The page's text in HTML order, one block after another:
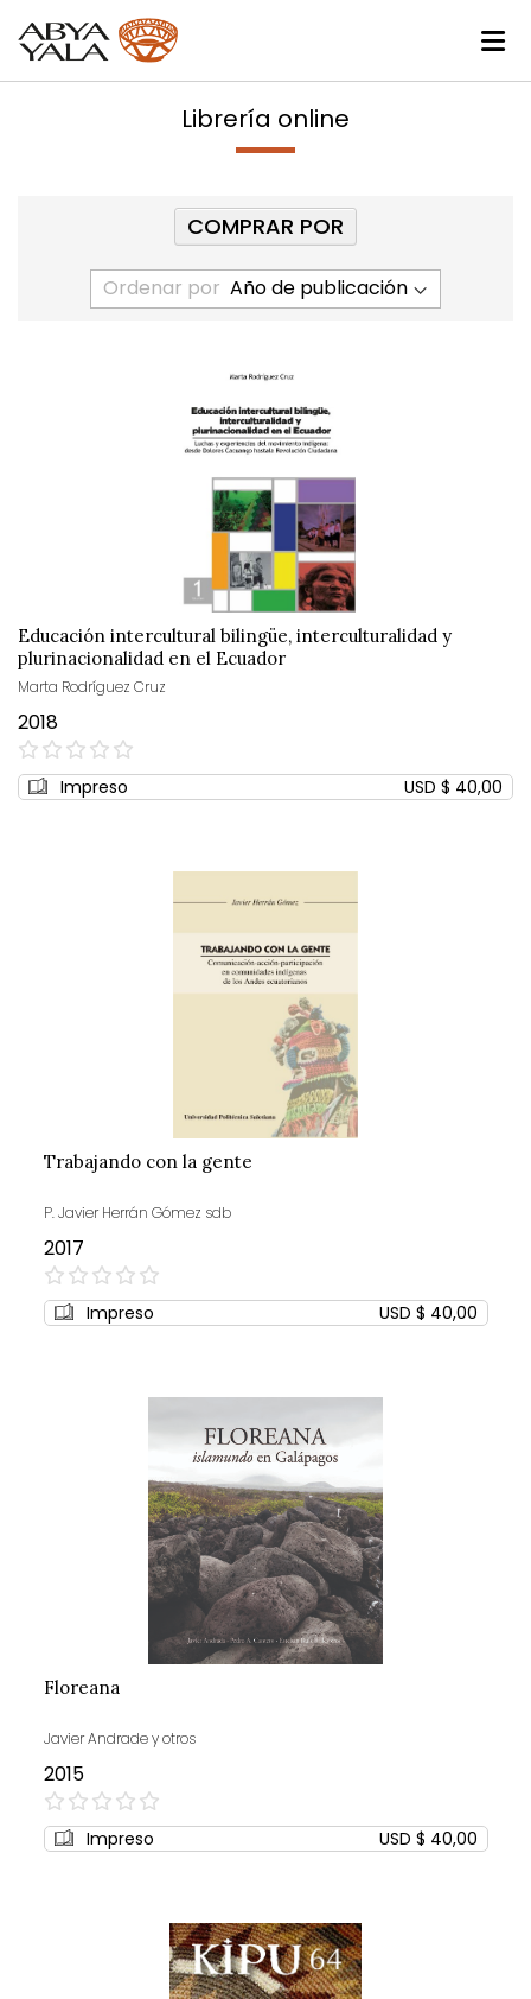
Librería online
Ordenar por
Educación intercultural bilingüe, interculturalidad y
plurinacionalidad en el Ecuador
Marta Rodríguez Cruz
2018
0%
Impreso USD $ 40,00
Trabajando con la gente
P. Javier Herrán Gómez sdb
2017
0%
Impreso USD $ 40,00
Floreana
Javier Andrade y otros
2015
0%
Impreso USD $ 40,00
COMPRAR POR